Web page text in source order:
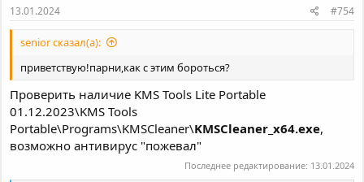
13.01.2024 #754
senior сказал(а):
приветствую!парни,как с этим бороться?
Проверить наличие KMS Tools Lite Portable
01.12.2023\KMS Tools
Portable\Programs\KMSCleaner\KMSCleaner_x64.exe,
возможно антивирус "пожевал"
Последнее редактирование: 13.01.2024